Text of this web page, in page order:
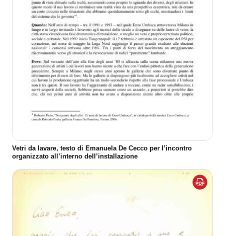
Vetri da lavare, testo di Emanuela De Cecco per l’incontro
organizzato all’interno dell’installazione